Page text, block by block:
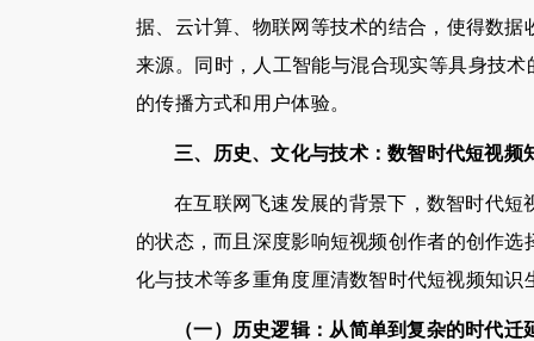
据、云计算、物联网等技术的结合，使得数
来源。同时，人工智能与混合现实等具身技
的传播方式和用户体验。
三、历史、文化与技术：数智时代短视频
在互联网飞速发展的背景下，数智时代
的状态，而且深度影响短视频创作者的创作
化与技术等多重角度厘清数智时代短视频知识
（一）历史逻辑：从简单到复杂的时代迁